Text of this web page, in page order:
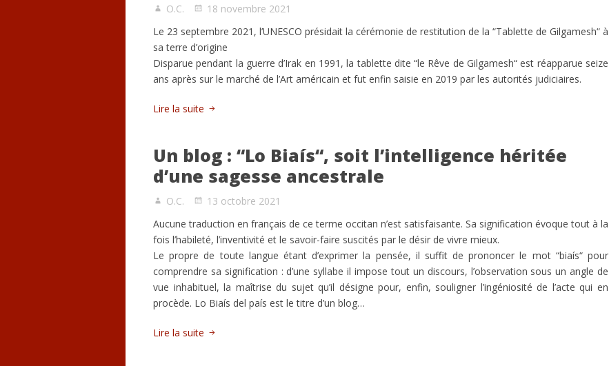
O.C.
18 novembre 2021
Le 23 septembre 2021, l’UNESCO présidait la cérémonie de restitution de la “Tablette de Gilgamesh“ à
sa terre d’origine
Disparue pendant la guerre d’Irak en 1991, la tablette dite “le Rêve de Gilgamesh“ est réapparue seize
ans après sur le marché de l’Art américain et fut enfin saisie en 2019 par les autorités judiciaires.
Lire la suite
Un blog : “Lo Biaís“, soit l’intelligence héritée
d’une sagesse ancestrale
O.C.
13 octobre 2021
Aucune traduction en français de ce terme occitan n’est satisfaisante. Sa signification évoque tout à la
fois l’habileté, l’inventivité et le savoir-faire suscités par le désir de vivre mieux.
Le propre de toute langue étant d’exprimer la pensée, il suffit de prononcer le mot “biaís“ pour
comprendre sa signification : d’une syllabe il impose tout un discours, l’observation sous un angle de
vue inhabituel, la maîtrise du sujet qu’il désigne pour, enfin, souligner l’ingéniosité de l’acte qui en
procède. Lo Biaís del país est le titre d’un blog…
Lire la suite